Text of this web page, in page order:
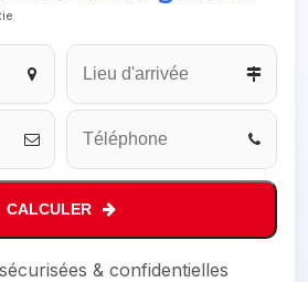
CALCULER
& confidentielles